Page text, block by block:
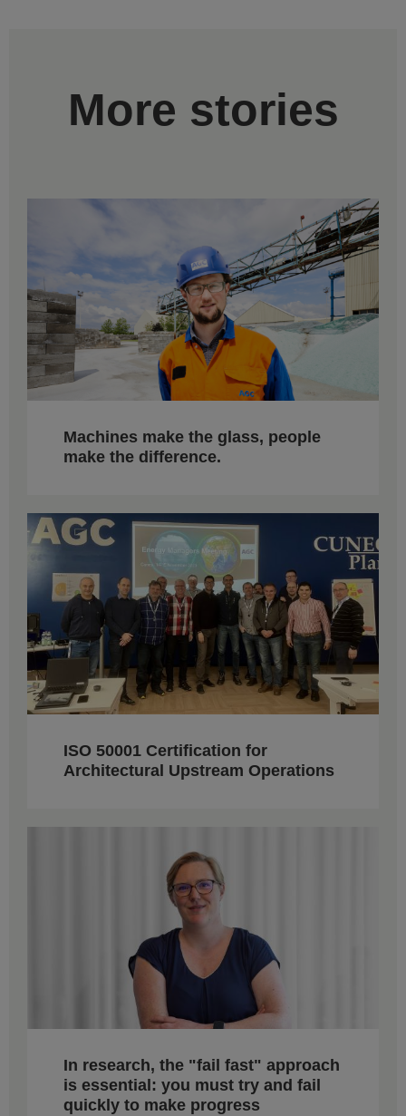
More stories
Machines make the glass, people
make the difference.
ISO 50001 Certification for
Architectural Upstream Operations
In research, the "fail fast" approach
is essential: you must try and fail
quickly to make progress